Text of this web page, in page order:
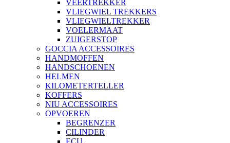
VEERTREKKER
VLIEGWIEL TREKKERS
VLIEGWIELTREKKER
VOELERMAAT
ZUIGERSTOP
GOCCIA ACCESSOIRES
HANDMOFFEN
HANDSCHOENEN
HELMEN
KILOMETERTELLER
KOFFERS
NIU ACCESSOIRES
OPVOEREN
BEGRENZER
CILINDER